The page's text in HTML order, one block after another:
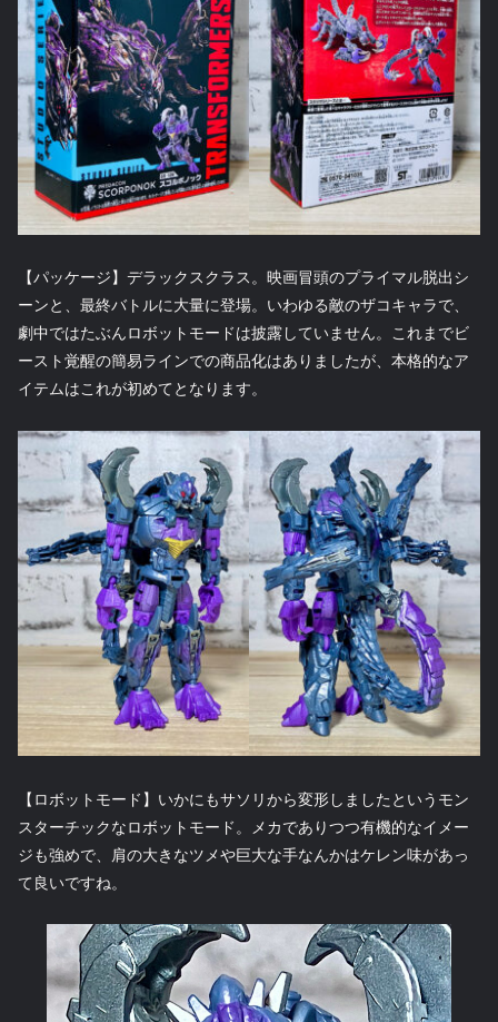
【パッケージ】デラックスクラス。映画冒頭のプライマル脱出シ
ーンと、最終バトルに大量に登場。いわゆる敵のザコキャラで、
劇中ではたぶんロボットモードは披露していません。これまでビ
ースト覚醒の簡易ラインでの商品化はありましたが、本格的なア
イテムはこれが初めてとなります。
【ロボットモード】いかにもサソリから変形しましたというモン
スターチックなロボットモード。メカでありつつ有機的なイメー
ジも強めで、肩の大きなツメや巨大な手なんかはケレン味があっ
て良いですね。